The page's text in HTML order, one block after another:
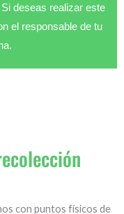
deseas realizar este
el responsable de tu
con puntos físicos de